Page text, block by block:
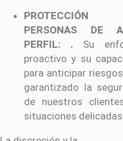
PROTECCIÓN
PERSONAS DE
PERFIL:
. Su
proactivo y su
para anticipar
garantizado la
de nuestros
situaciones delicadas.